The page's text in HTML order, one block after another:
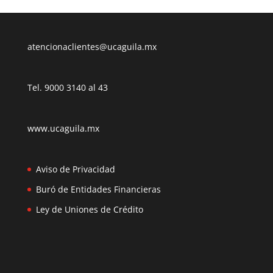
atencionaclientes@ucaguila.mx
Tel. 9000 3140 al 43
www.ucaguila.mx
Aviso de Privacidad
Buró de Entidades Financieras
Ley de Uniones de Crédito